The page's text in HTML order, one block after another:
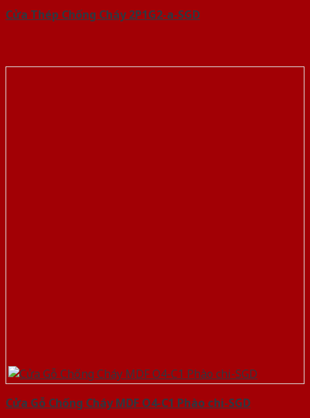
Cửa Thép Chống Cháy 2P1G2-a-SGD
Cửa Gỗ Chống Cháy MDF O4-C1 Phào chi-SGD